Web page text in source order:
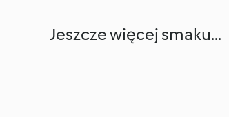
Jeszcze więcej smaku...